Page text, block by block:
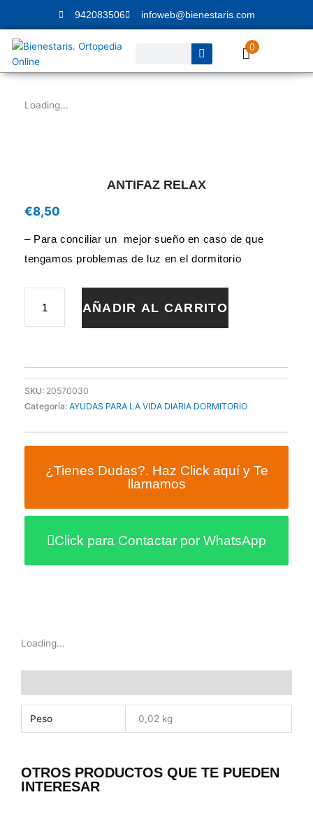
contenido
942083506 infoweb@bienestaris.com
0
Loading...
ANTIFAZ RELAX
€8,50
– Para conciliar un mejor sueño en caso de que
tengamos problemas de luz en el dormitorio
RELAX
cantidad
AÑADIR AL CARRITO
SKU: 20570030
Categoría: AYUDAS PARA LA VIDA DIARIA DORMITORIO
¿Tienes Dudas?. Haz Click aquí y Te
llamamos
Click para Contactar por WhatsApp
Loading...
Peso 0,02 kg
OTROS PRODUCTOS QUE TE PUEDEN
INTERESAR